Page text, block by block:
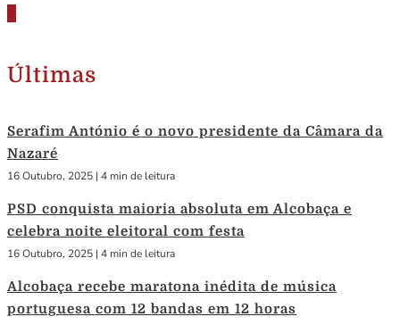
Últimas
Serafim António é o novo presidente da Câmara da
Nazaré
16 Outubro, 2025 | 4 min de leitura
PSD conquista maioria absoluta em Alcobaça e
celebra noite eleitoral com festa
16 Outubro, 2025 | 4 min de leitura
Alcobaça recebe maratona inédita de música
portuguesa com 12 bandas em 12 horas